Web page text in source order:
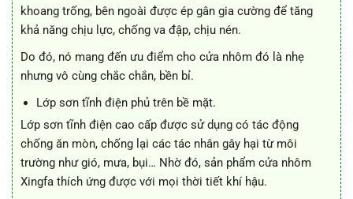
khoang trống, bên ngoài được ép gân gia cường để tăng
khả năng chịu lực, chống va đập, chịu nén.
Do đó, nó mang đến ưu điểm cho cửa nhôm đó là nhẹ
nhưng vô cùng chắc chắn, bền bỉ.
Lớp sơn tĩnh điện phủ trên bề mặt.
Lớp sơn tĩnh điện cao cấp được sử dụng có tác động
chống ăn mòn, chống lại các tác nhân gây hại từ môi
trường như gió, mưa, bụi… Nhờ đó, sản phẩm cửa nhôm
Xingfa thích ứng được với mọi thời tiết khí hậu.